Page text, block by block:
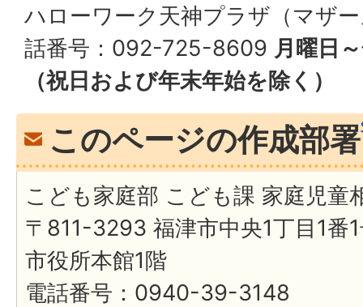
ハローワーク天神プラザ（マザ
話番号：092-725-8609 月曜日
（祝日および年末年始を除く）
このページの作成部署
こども家庭部 こども課 家庭児童
〒811-3293 福津市中央1丁目1番
市役所本館1階
電話番号：0940-39-3148